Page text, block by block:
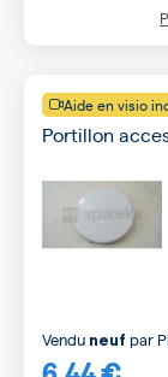
Aide en visio
Portillon
Vendu neuf par